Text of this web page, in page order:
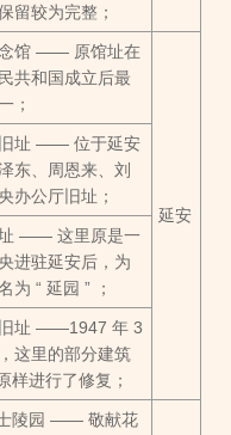
留较为完整；
念馆 —— 原馆址在
共和国成立后最
；
延安
旧址 —— 位于延安
东、周恩来、刘
办公厅旧址；
址 —— 这里原是一
进驻延安后，为
为 “ 延园 ” ；
旧址 ——1947 年 3
这里的部分建筑
样进行了修复；
士陵园 —— 敬献花